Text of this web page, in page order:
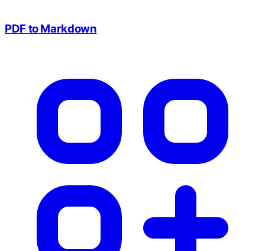
PDF to Markdown